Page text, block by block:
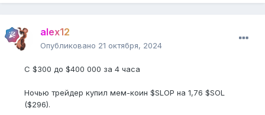
alex12
Опубликовано 21 октября, 2024
С $300 до $400 000 за 4 часа
Ночью трейдер купил мем-коин $SLOP на 1,76 $SOL
($296).